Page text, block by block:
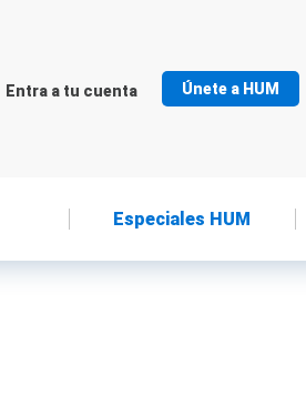
Entra a tu cuenta Únete a HUM
Especiales HUM